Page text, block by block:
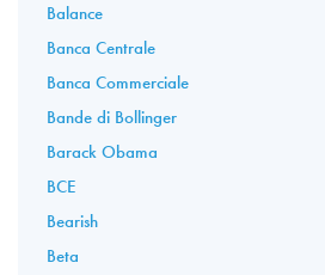
Balance
Banca Centrale
Banca Commerciale
Bande di Bollinger
Barack Obama
BCE
Bearish
Beta